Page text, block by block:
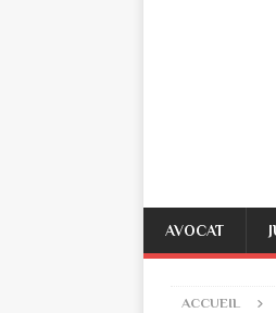
AVOCAT
ACCUEIL